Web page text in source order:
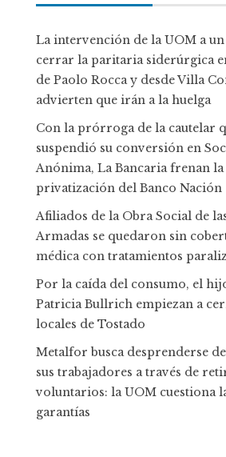
La intervención de la UOM a un
cerrar la paritaria siderúrgica
de Paolo Rocca y desde Villa
advierten que irán a la huelga
Con la prórroga de la cautelar
suspendió su conversión en
Anónima, La Bancaria frenan la
privatización del Banco Nación
Afiliados de la Obra Social de
Armadas se quedaron sin
médica con tratamientos
Por la caída del consumo, el
Patricia Bullrich empiezan a
locales de Tostado
Metalfor busca desprenderse
sus trabajadores a través de
voluntarios: la UOM cuestiona
garantías